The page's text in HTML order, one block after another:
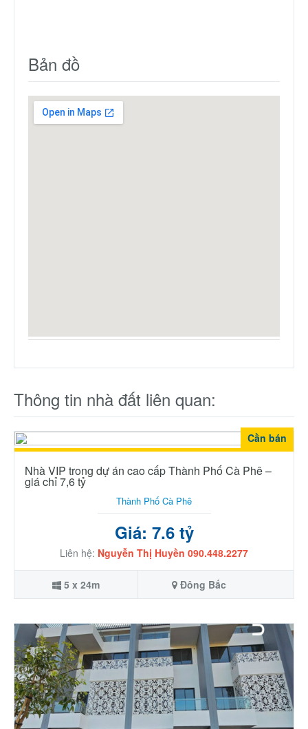
Bản đồ
Thông tin nhà đất liên quan:
Cần bán
Nhà VIP trong dự án cao cấp Thành Phố Cà Phê –
giá chỉ 7,6 tỷ
Thành Phố Cà Phê
Giá: 7.6 tỷ
Liên hệ: Nguyễn Thị Huyền 090.448.2277
5 x 24m Đông Bắc